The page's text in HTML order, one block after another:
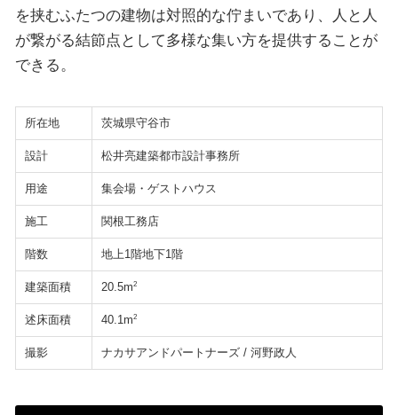
を挟むふたつの建物は対照的な佇まいであり、人と人
が繋がる結節点として多様な集い方を提供することが
できる。
所在地 茨城県守谷市
設計 松井亮建築都市設計事務所
用途 集会場・ゲストハウス
施工 関根工務店
階数 地上1階地下1階
建築面積 20.5m2
述床面積 40.1m2
撮影 ナカサアンドパートナーズ / 河野政人